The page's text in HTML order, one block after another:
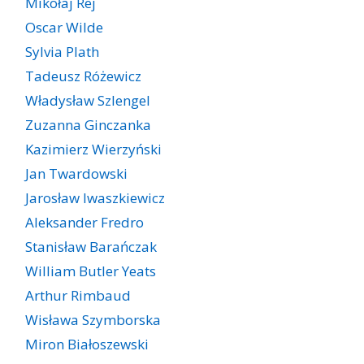
Oscar Wilde
Sylvia Plath
Tadeusz Różewicz
Władysław Szlengel
Zuzanna Ginczanka
Kazimierz Wierzyński
Jan Twardowski
Jarosław Iwaszkiewicz
Aleksander Fredro
Stanisław Barańczak
William Butler Yeats
Arthur Rimbaud
Wisława Szymborska
Miron Białoszewski